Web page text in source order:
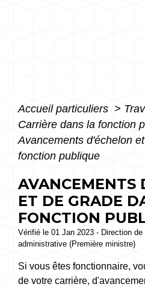
Accueil particuliers >
Carrière dans la fonction
Avancements d'échelon
fonction publique
AVANCEMENTS
ET DE GRADE
FONCTION
Vérifié le 01 Jan 2023 - Direction
administrative (Première ministre)
Si vous êtes fonctionnaire,
de votre carrière,